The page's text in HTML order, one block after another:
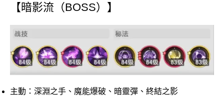
【暗影流（BOSS）】
主動：深淵之手、魔能爆破、暗靈彈、終結之影